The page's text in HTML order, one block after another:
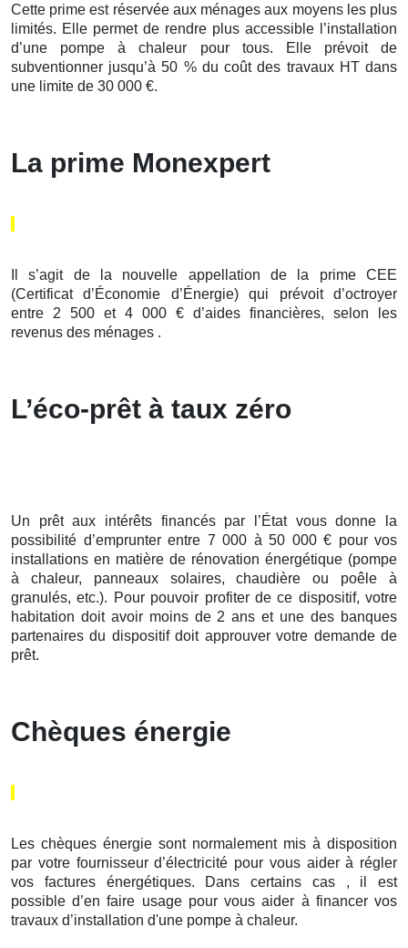
Cette prime est réservée aux ménages aux moyens les plus
limités. Elle permet de rendre plus accessible l’installation
d’une pompe à chaleur pour tous. Elle prévoit de
subventionner jusqu’à 50 % du coût des travaux HT dans
une limite de 30 000 €.
La prime Monexpert
Il s’agit de la nouvelle appellation de la prime CEE
(Certificat d’Économie d’Énergie) qui prévoit d’octroyer
entre 2 500 et 4 000 € d’aides financières, selon les
revenus des ménages .
L’éco-prêt à taux zéro
Un prêt aux intérêts financés par l’État vous donne la
possibilité d’emprunter entre 7 000 à 50 000 € pour vos
installations en matière de rénovation énergétique (pompe
à chaleur, panneaux solaires, chaudière ou poêle à
granulés, etc.). Pour pouvoir profiter de ce dispositif, votre
habitation doit avoir moins de 2 ans et une des banques
partenaires du dispositif doit approuver votre demande de
prêt.
Chèques énergie
Les chèques énergie sont normalement mis à disposition
par votre fournisseur d’électricité pour vous aider à régler
vos factures énergétiques. Dans certains cas , il est
possible d’en faire usage pour vous aider à financer vos
travaux d’installation d'une pompe à chaleur.